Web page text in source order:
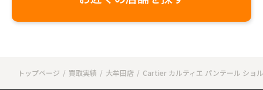
トップページ 買取実績 大牟田店 Cartier カルティエ パンテール ショ